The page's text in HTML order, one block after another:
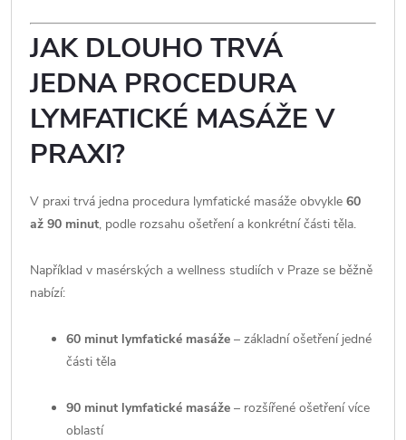
JAK DLOUHO TRVÁ
JEDNA PROCEDURA
LYMFATICKÉ MASÁŽE V
PRAXI?
V praxi trvá jedna procedura lymfatické masáže obvykle 60
až 90 minut, podle rozsahu ošetření a konkrétní části těla.
Například v masérských a wellness studiích v Praze se běžně
nabízí:
60 minut lymfatické masáže – základní ošetření jedné
části těla
90 minut lymfatické masáže – rozšířené ošetření více
oblastí